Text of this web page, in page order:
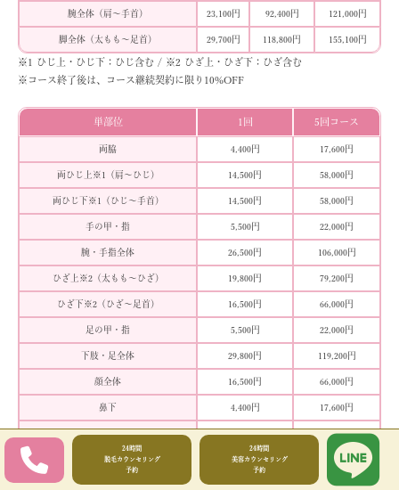
腕全体 （肩〜手首） 23,100円 92,400円 121,000円
脚全体 （太もも〜足首） 29,700円 118,800円 155,100円
※1 ひじ上・ひじ下：ひじ含む / ※2 ひざ上・ひざ下：ひざ含む
※コース終了後は、コース継続契約に限り10%OFF
単部位 1回 5回コース
両脇 4,400円 17,600円
両ひじ上 ※1 （肩〜ひじ） 14,500円 58,000円
両ひじ下 ※1 （ひじ〜手首） 14,500円 58,000円
手の甲・指 5,500円 22,000円
腕・手指全体 26,500円 106,000円
ひざ上 ※2（太もも〜ひざ） 19,800円 79,200円
ひざ下 ※2（ひざ〜足首） 16,500円 66,000円
足の甲・指 5,500円 22,000円
下肢・足全体 29,800円 119,200円
顔全体 16,500円 66,000円
鼻下 4,400円 17,600円
（鼻下含む）
31,200円
6,000円 24,000円
24時間
脱毛カウンセリング
予約
24時間
美容カウンセリング
予約